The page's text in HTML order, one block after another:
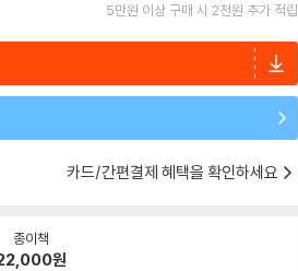
5만원 이상 구매 시 2천원 추가 적립
카드/간편결제 혜택을 확인하세요
종이책
원